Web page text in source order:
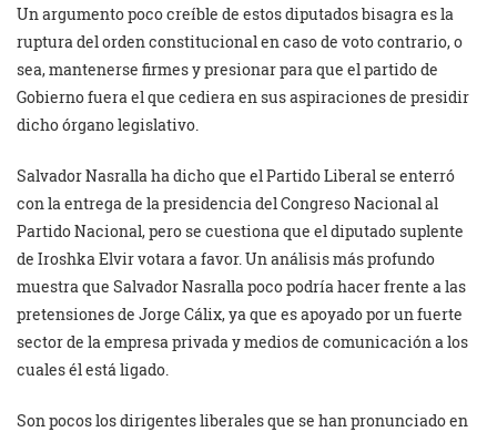
Un argumento poco creíble de estos diputados bisagra es la
ruptura del orden constitucional en caso de voto contrario, o
sea, mantenerse firmes y presionar para que el partido de
Gobierno fuera el que cediera en sus aspiraciones de presidir
dicho órgano legislativo.
Salvador Nasralla ha dicho que el Partido Liberal se enterró
con la entrega de la presidencia del Congreso Nacional al
Partido Nacional, pero se cuestiona que el diputado suplente
de Iroshka Elvir votara a favor. Un análisis más profundo
muestra que Salvador Nasralla poco podría hacer frente a las
pretensiones de Jorge Cálix, ya que es apoyado por un fuerte
sector de la empresa privada y medios de comunicación a los
cuales él está ligado.
Son pocos los dirigentes liberales que se han pronunciado en